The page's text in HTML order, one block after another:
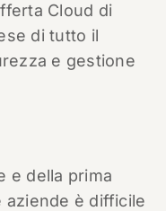
Cloud di
di tutto il
e gestione
e della prima
aziende è difficile